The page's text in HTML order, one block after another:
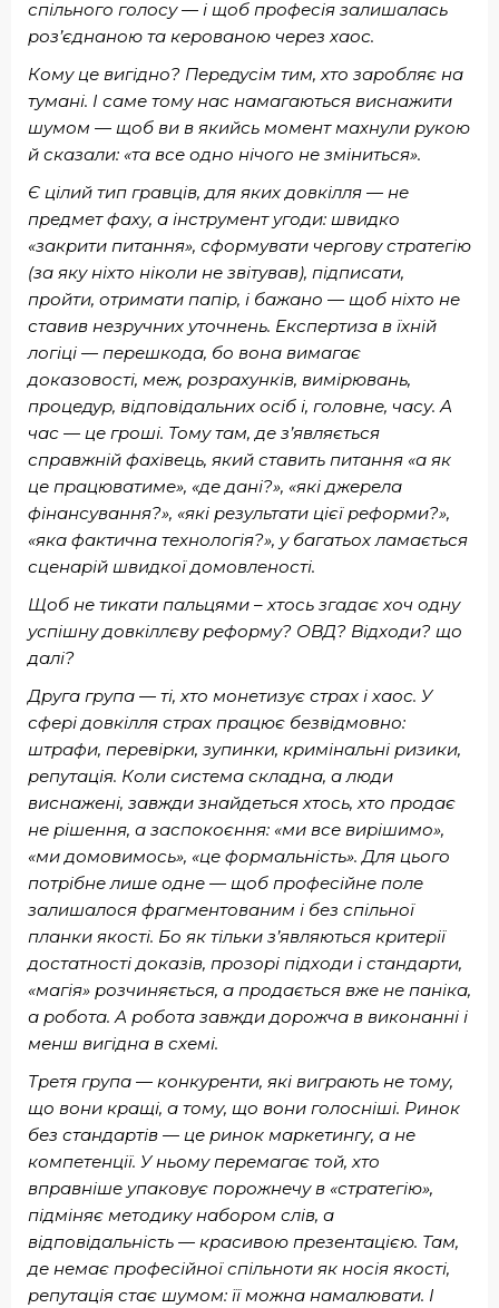
спільного голосу — і щоб професія залишалась
роз’єднаною та керованою через хаос.
Кому це вигідно? Передусім тим, хто заробляє на
тумані. І саме тому нас намагаються виснажити
шумом — щоб ви в якийсь момент махнули рукою
й сказали: «та все одно нічого не зміниться».
Є цілий тип гравців, для яких довкілля — не
предмет фаху, а інструмент угоди: швидко
«закрити питання», сформувати чергову стратегію
(за яку ніхто ніколи не звітував), підписати,
пройти, отримати папір, і бажано — щоб ніхто не
ставив незручних уточнень. Експертиза в їхній
логіці — перешкода, бо вона вимагає
доказовості, меж, розрахунків, вимірювань,
процедур, відповідальних осіб і, головне, часу. А
час — це гроші. Тому там, де з’являється
справжній фахівець, який ставить питання «а як
це працюватиме», «де дані?», «які джерела
фінансування?», «які результати цієї реформи?»,
«яка фактична технологія?», у багатьох ламається
сценарій швидкої домовленості.
Щоб не тикати пальцями – хтось згадає хоч одну
успішну довкіллєву реформу? ОВД? Відходи? що
далі?
Друга група — ті, хто монетизує страх і хаос. У
сфері довкілля страх працює безвідмовно:
штрафи, перевірки, зупинки, кримінальні ризики,
репутація. Коли система складна, а люди
виснажені, завжди знайдеться хтось, хто продає
не рішення, а заспокоєння: «ми все вирішимо»,
«ми домовимось», «це формальність». Для цього
потрібне лише одне — щоб професійне поле
залишалося фрагментованим і без спільної
планки якості. Бо як тільки з’являються критерії
достатності доказів, прозорі підходи і стандарти,
«магія» розчиняється, а продається вже не паніка,
а робота. А робота завжди дорожча в виконанні і
менш вигідна в схемі.
Третя група — конкуренти, які виграють не тому,
що вони кращі, а тому, що вони голосніші. Ринок
без стандартів — це ринок маркетингу, а не
компетенції. У ньому перемагає той, хто
вправніше упаковує порожнечу в «стратегію»,
підміняє методику набором слів, а
відповідальність — красивою презентацією. Там,
де немає професійної спільноти як носія якості,
репутація стає шумом: її можна намалювати. І